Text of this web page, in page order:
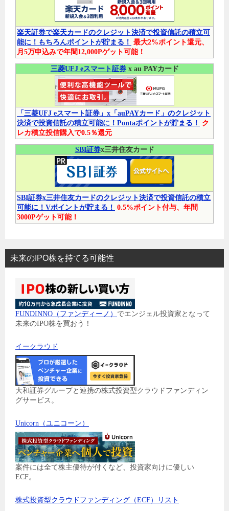
楽天証券で楽天カードのクレジット決済で投資信託の積立可
能に！もちろんポイントが貯まる！ 最大2%ポイント還元、
月5万申込みで年間12,000Pゲット可能！
三菱UFJ eスマート証券x au PAYカード
「三菱UFJ eスマート証券」x「auPAYカード」のクレジット
決済で投資信託の積立可能に！Pontaポイントが貯まる！
ク
レカ積立投信購入で0.5％還元
SBI証券x三井住友カード
SBI証券x三井住友カードのクレジット決済で投資信託の積立
可能に！Vポイントが貯まる！ 0.5%ポイント付与、年間
3000Pゲット可能！
未来のIPO株を持てる可能性
FUNDINNO（ファンディーノ） でエンジェル投資家となって
未来のIPO株を買おう！
イークラウド
大和証券グループと連携の株式投資型クラウドファンディン
グサービス。
Unicorn（ユニコーン）
案件には全て株主優待が付くなど、投資家向けに優しい
ECF。
株式投資型クラウドファンディング（ECF）リスト